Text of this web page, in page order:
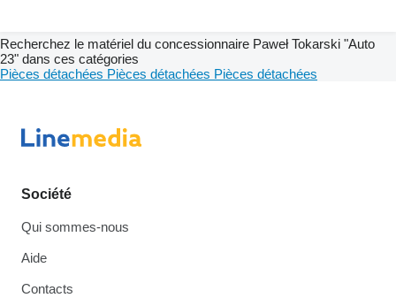
Recherchez le matériel du concessionnaire Paweł Tokarski "Auto
23" dans ces catégories
Pièces détachées Pièces détachées Pièces détachées
Société
Qui sommes-nous
Aide
Contacts